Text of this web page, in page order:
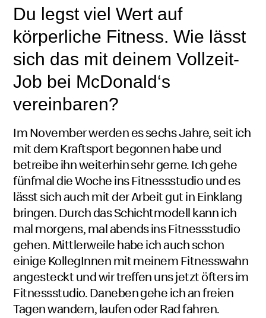
Du legst viel Wert auf
körperliche Fitness. Wie lässt
sich das mit deinem Vollzeit-
Job bei McDonald‘s
vereinbaren?
Im November werden es sechs Jahre, seit ich
mit dem Kraftsport begonnen habe und
betreibe ihn weiterhin sehr gerne. Ich gehe
fünfmal die Woche ins Fitnessstudio und es
lässt sich auch mit der Arbeit gut in Einklang
bringen. Durch das Schichtmodell kann ich
mal morgens, mal abends ins Fitnessstudio
gehen. Mittlerweile habe ich auch schon
einige KollegInnen mit meinem Fitnesswahn
angesteckt und wir treffen uns jetzt öfters im
Fitnessstudio. Daneben gehe ich an freien
Tagen wandern, laufen oder Rad fahren.